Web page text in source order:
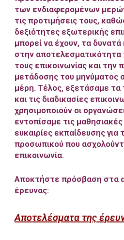
των ενδιαφερομένων
τις προτιμήσεις τους,
δεξιότητες εξωτερικής
μπορεί να έχουν, τα δυνατά
στην αποτελεσματικότητα
τους επικοινωνίας και την
μετάδοσης του μηνύματος
μέρη. Τέλος, εξετάσαμε τα
και τις διαδικασίες
χρησιμοποιούν οι
εντοπίσαμε τις μαθησιακές
ευκαιρίες εκπαίδευσης για
προσωπικού που
επικοινωνία.
Αποκτήστε πρόσβαση στα
έρευνας:
Αποτελέσματα της